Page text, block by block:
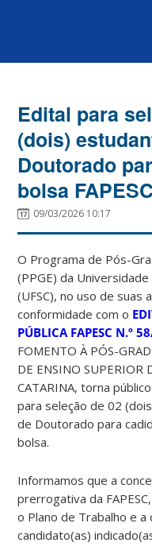
Edital para
(dois)
Doutorado
bolsa FAPESC
09/03/2026 10:17
O Programa de Pós-
(PPGE) da
(UFSC), no uso de suas
conformidade com o
PÚBLICA FAPESC N.º
FOMENTO À PÓS-
DE ENSINO SUPERIOR
CATARINA, torna
para seleção de 02
de Doutorado para
bolsa.
Informamos que a
prerrogativa da
o Plano de Trabalho e
candidato(as)